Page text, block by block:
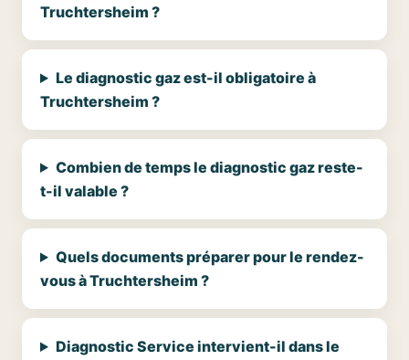
Truchtersheim ?
Le diagnostic gaz est-il obligatoire à
Truchtersheim ?
Combien de temps le diagnostic gaz reste-
t-il valable ?
Quels documents préparer pour le rendez-
vous à Truchtersheim ?
Diagnostic Service intervient-il dans le